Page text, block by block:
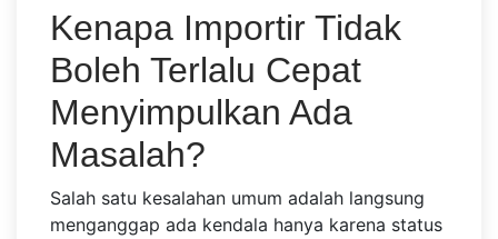
Kenapa Importir Tidak
Boleh Terlalu Cepat
Menyimpulkan Ada
Masalah?
Salah satu kesalahan umum adalah langsung
menganggap ada kendala hanya karena status